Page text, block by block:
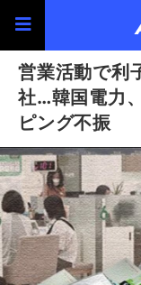
営業活動で利
社…韓国電力
ピング不振